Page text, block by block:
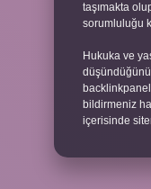
taşımakta
sorumluluğu
Hukuka ve
bildirmeniz
içerisinde